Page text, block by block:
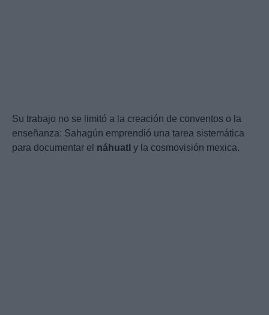
Su trabajo no se limitó a la creación de conventos o la
enseñanza: Sahagún emprendió una tarea sistemática
para documentar el náhuatl y la cosmovisión mexica.